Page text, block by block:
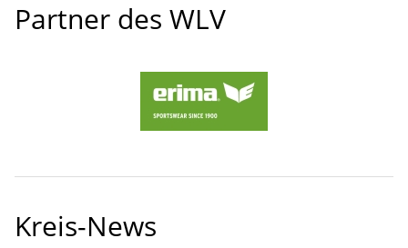
Partner des WLV
Kreis-News